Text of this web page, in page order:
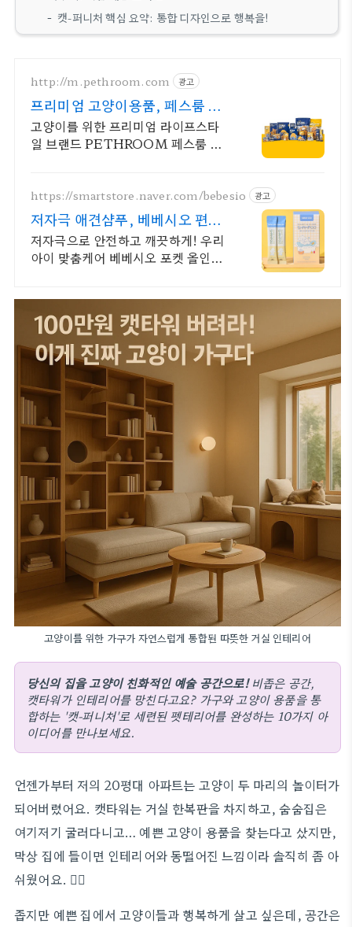
캣-퍼니처 핵심 요약: 통합 디자인으로 행복을!
http://m.pethroom.com 광고
프리미엄 고양이용품, 페스룸 인
기 베스트템 SALE
고양이를 위한 프리미엄 라이프스타
일 브랜드 PETHROOM 페스룸 지
https://smartstore.naver.com/bebesio 광고
저자극 애견샴푸, 베베시오 편리
한 포켓형 강아지샴푸
저자극으로 안전하고 깨끗하게! 우리
아이 맞춤케어 베베시오 포켓 올인원
만든 저자극 샴푸
고양이를 위한 가구가 자연스럽게 통합된 따뜻한 거실 인테리어
당신의 집을 고양이 친화적인 예술 공간으로!비좁은 공간,
캣타워가 인테리어를 망친다고요? 가구와 고양이 용품을 통
합하는 '캣-퍼니처'로 세련된 펫테리어를 완성하는 10가지 아
이디어를 만나보세요.
언젠가부터 저의 20평대 아파트는 고양이 두 마리의 놀이터가
되어버렸어요. 캣타워는 거실 한복판을 차지하고, 숨숨집은
여기저기 굴러다니고… 예쁜 고양이 용품을 찾는다고 샀지만,
막상 집에 들이면 인테리어와 동떨어진 느낌이라 솔직히 좀 아
쉬웠어요. 🤦‍♀️
좁지만 예쁜 집에서 고양이들과 행복하게 살고 싶은데, 공간은